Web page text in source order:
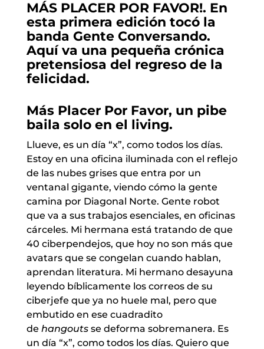
MÁS PLACER POR FAVOR!. En
esta primera edición tocó la
banda Gente Conversando.
Aquí va una pequeña crónica
pretensiosa del regreso de la
felicidad.
Más Placer Por Favor, un pibe
baila solo en el living.
Llueve, es un día “x”, como todos los días.
Estoy en una oficina iluminada con el reflejo
de las nubes grises que entra por un
ventanal gigante, viendo cómo la gente
camina por Diagonal Norte. Gente robot
que va a sus trabajos esenciales, en oficinas
cárceles. Mi hermana está tratando de que
40 ciberpendejos, que hoy no son más que
avatars que se congelan cuando hablan,
aprendan literatura. Mi hermano desayuna
leyendo bíblicamente los correos de su
ciberjefe que ya no huele mal, pero que
embutido en ese cuadradito
de hangoutsse deforma sobremanera. Es
un día “x”, como todos los días. Quiero que